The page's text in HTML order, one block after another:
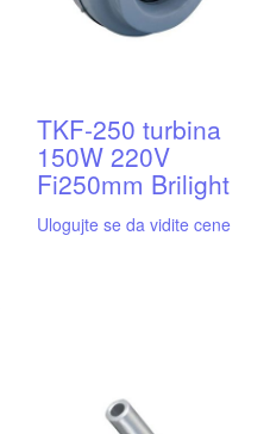
TKF-250 turbina
150W 220V
Fi250mm Brilight
Ulogujte se da vidite cene